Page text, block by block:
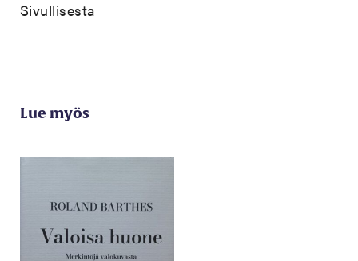
Sivullisesta
Lue myös